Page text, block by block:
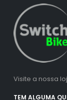
Visite a nossa
TEM ALGUMA